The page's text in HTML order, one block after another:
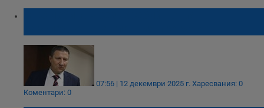
07:56 | 12 декември 2025 г. Харесвания: 0
Коментари: 0